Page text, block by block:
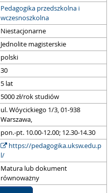
Pedagogika przedszkolna i
wczesnoszkolna
Niestacjonarne
Jednolite magisterskie
polski
30
5 lat
5000 zł/rok studiów
ul. Wóycickiego 1/3, 01-938
Warszawa,
pon.-pt. 10.00-12.00; 12.30-14.30
https://pedagogika.uksw.edu.p
l/
Matura lub dokument
równoważny